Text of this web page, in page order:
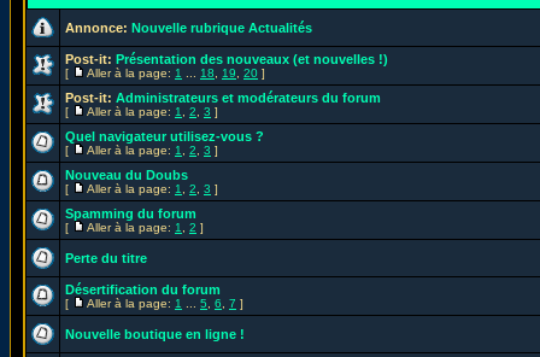
Annonce: Nouvelle rubrique Actualités
Post-it: Présentation des nouveaux (et nouvelles !)
[ Aller à la page: 1 18 19 20 ]
Post-it: Administrateurs et modérateurs du forum
[ Aller à la page: 1 2 3 ]
Quel navigateur utilisez-vous ?
[ Aller à la page: 1 2 3 ]
Nouveau du Doubs
[ Aller à la page: 1 2 3 ]
Spamming du forum
[ Aller à la page: 1 2 ]
Perte du titre
Désertification du forum
[ Aller à la page: 1 5 6 7 ]
Nouvelle boutique en ligne !